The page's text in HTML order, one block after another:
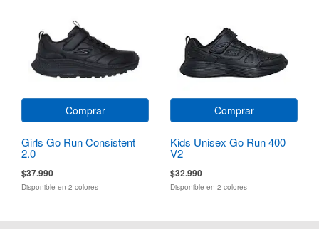
Comprar
Girls Go Run Consistent
2.0
$37.990
Disponible en 2 colores
Comprar
Kids Unisex Go Run 400
V2
$32.990
Disponible en 2 colores